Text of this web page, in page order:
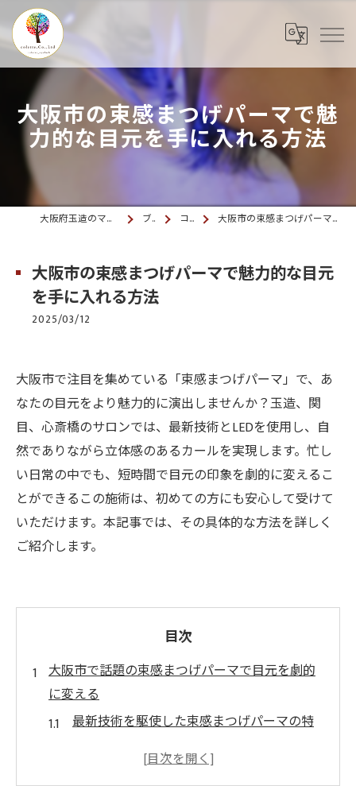
大阪市の束感まつげパーマで魅
力的な目元を手に入れる方法
大阪府玉造のマツエクならcolette. 玉造 ブログ コラム 大阪市の束感まつげパーマで魅力的な目元を手に入れる方法
大阪市の束感まつげパーマで魅力的な目元
を手に入れる方法
2025/03/12
大阪市で注目を集めている「束感まつげパーマ」で、あ
なたの目元をより魅力的に演出しませんか？玉造、関
目、心斎橋のサロンでは、最新技術とLEDを使用し、自
然でありながら立体感のあるカールを実現します。忙し
い日常の中でも、短時間で目元の印象を劇的に変えるこ
とができるこの施術は、初めての方にも安心して受けて
いただけます。本記事では、その具体的な方法を詳しく
ご紹介します。
目次
大阪市で話題の束感まつげパーマで目元を劇的
に変える
最新技術を駆使した束感まつげパーマの特